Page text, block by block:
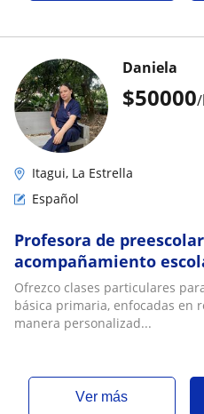
$50000
Daniela
Itagui, La Estrella
Español
Profesora de
acompañamiento
presencial en la
Ofrezco clases particulares
básica primaria, enfocadas en
manera personalizad...
ver más